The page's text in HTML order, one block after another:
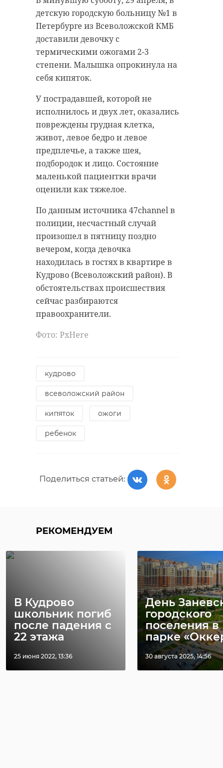
детскую городскую больницу №1 в
Петербурге из Всеволожской КМБ
доставили девочку с
термическими ожогами 2-3
степени. Малышка опрокинула на
себя кипяток.
У пострадавшей, которой не
исполнилось и двух лет, оказались
повреждены грудная клетка,
живот, левое бедро и левое
предплечье, а также шея,
подбородок и лицо. Состояние
маленькой пациентки врачи
оценили как тяжелое.
По данным источника 47channel в
полиции, несчастный случай
произошел в пятницу поздно
вечером, когда девочка
находилась в гостях в квартире в
Кудрово (Всеволожский район). В
обстоятельствах происшествия
сейчас разбираются
правоохранители.
Фото: PxHere
кудрово
всеволожский район
кипяток ожоги
ребенок
Поделиться статьей:
РЕКОМЕНДУЕМ
В Кудрово
школьник погиб
после падения с
22 этажа
25 июня 2022, 13:36
День
городского
поселения в
парке
30 августа 2025, 14:56
Крупный пожар произошел в ночь
с субботы на воскресенье в
Выборгском районе
Ленинградской области. В поселке
Ильичево загорелся частный дом,
квадратных метров.
Информация о возгорании
поступила на пульт МЧС около
полуночи, сообщили в пресс-
службе ведомства. На место
происшествия выехали дежурные
смены 32 пожарно-спасательной
частей противопожарной службы
региона.
12 человек боролись с огнем до
пяти утра. В 05:15 пламя было
ликвидировано. Есть ли
пострадавшие в пожаре, пока
точно не известно.
Фото: PxHere
ильичево
РЕКОМЕНДУЕМ
Два частных дома
04 августа 2019, 10:58
На
дома в
Лебяжье
тело
25 января 2025, 10:04
Большое радужное пятно
заметили в минувшую субботу, 29
апреля, на реке Нева в
окрестностях поселка Павлово
(Кировский район Ленобласти).
сотрудники поисково-
спасательного отряда города
Шлиссельбург.
Спасатели обнаружили место
разлива нефтепродуктов и
обработали его сорбентом,
сообщили в Аварийно-
Ленинградской области. Как
загрязняющие вещества попали
на почву и в воду, пока
неизвестно.
Фото: Аварийно-спасательная
разлив нефтепродуктов
Поделиться статьей: